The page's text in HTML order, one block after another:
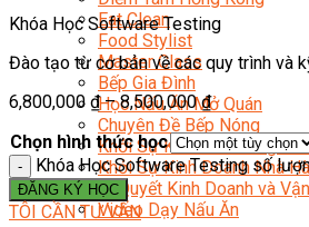
Eat Clean
Food Stylist
Master Class
Bếp Gia Đình
Học Nấu Ăn Mở Quán
Chuyên Đề Bếp Nóng
Khởi Sự Kinh Doanh Ngành
Khởi Sự Kinh Doanh Nhà
Bí Quyết Kinh Doanh và
Video Dạy Nấu Ăn
Khóa Học Software Testing
Đào tạo từ cơ bản về các quy trình và
6,800,000 ₫–8,500,000₫
Chọn hình thức học
Khóa Học Software Testing số
ĐĂNG KÝ HỌC
TÔI CẦN TƯ VẤN